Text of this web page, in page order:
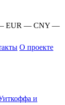
EUR — CNY —
О проекте
и